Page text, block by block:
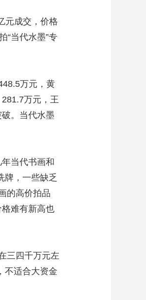
元成交，价格
“当代水墨”专
万元，黄
万元，王
。当代水墨
当代书画和
牌，一些缺乏
的高价拍品
难有新高也
三四千万元左
不适合大资金